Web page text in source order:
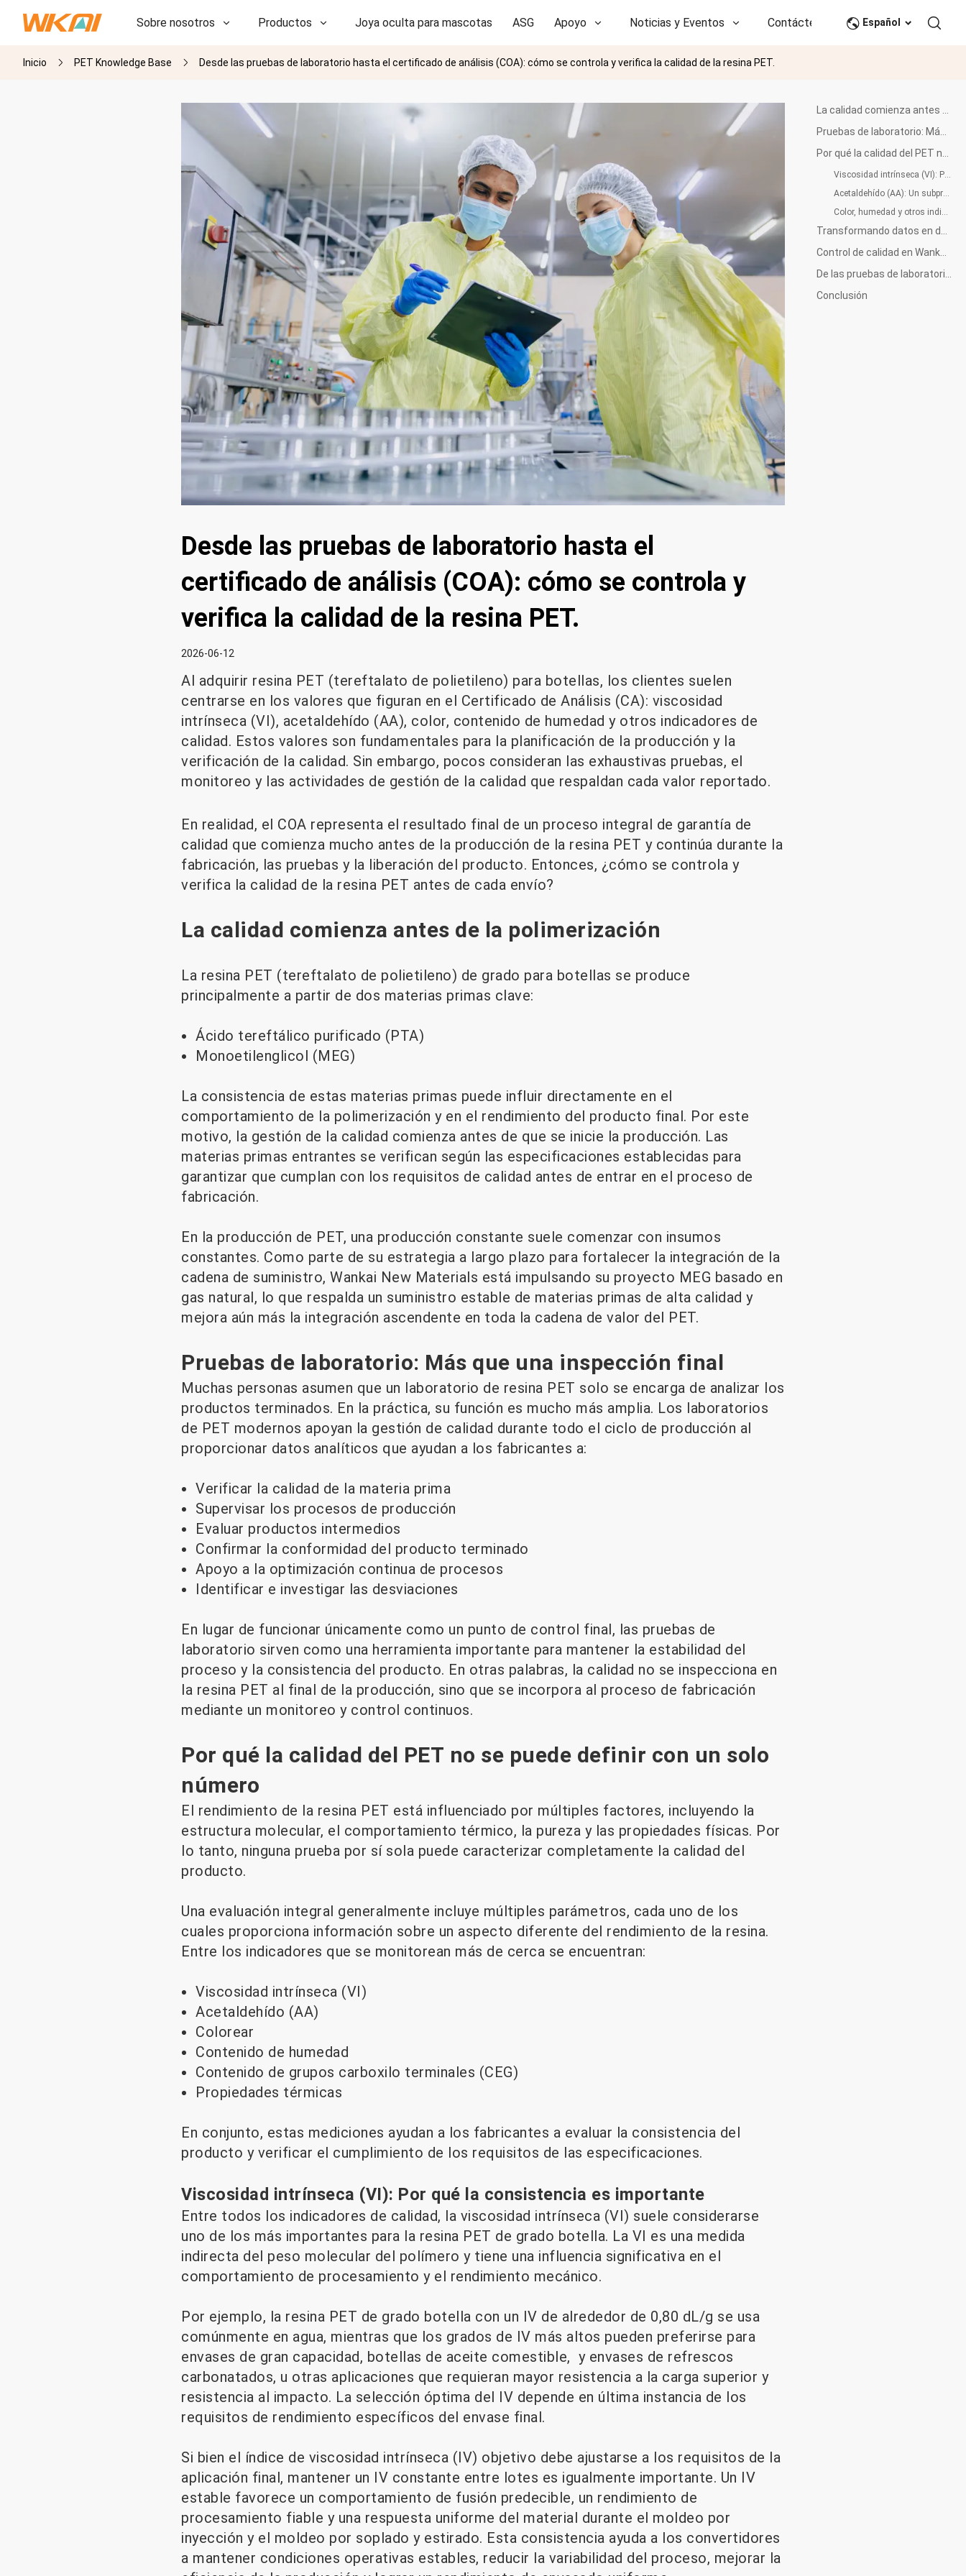
Sobre nosotros Productos Joya oculta para mascotas ASG Apoyo Noticias y Eventos Contáctenos CN
I+D
Español
Inicio PET Knowledge Base Desde las pruebas de laboratorio hasta el certificado de análisis (COA): cómo se controla y verifica la calidad de la resina PET.
Viscosidad intrínseca (VI): Por qué la consistencia es importante
Acetaldehído (AA): Un subproducto natural que requiere un control cuidadoso
Color, humedad y otros indicadores críticos
Conclusión
Desde las pruebas de laboratorio hasta el
certificado de análisis (COA): cómo se controla y
verifica la calidad de la resina PET.
2026-06-12
Al adquirir resina PET (tereftalato de polietileno) para botellas, los clientes suelen
centrarse en los valores que figuran en el Certificado de Análisis (CA): viscosidad
intrínseca (VI), acetaldehído (AA), color, contenido de humedad y otros indicadores de
calidad. Estos valores son fundamentales para la planificación de la producción y la
verificación de la calidad. Sin embargo, pocos consideran las exhaustivas pruebas, el
monitoreo y las actividades de gestión de la calidad que respaldan cada valor reportado.
En realidad, el COA representa el resultado final de un proceso integral de garantía de
calidad que comienza mucho antes de la producción de la resina PET y continúa durante la
fabricación, las pruebas y la liberación del producto. Entonces, ¿cómo se controla y
verifica la calidad de la resina PET antes de cada envío?
La calidad comienza antes de la polimerización
La resina PET (tereftalato de polietileno) de grado para botellas se produce
principalmente a partir de dos materias primas clave:
Ácido tereftálico purificado (PTA)
Monoetilenglicol (MEG)
La consistencia de estas materias primas puede influir directamente en el
comportamiento de la polimerización y en el rendimiento del producto final. Por este
motivo, la gestión de la calidad comienza antes de que se inicie la producción. Las
materias primas entrantes se verifican según las especificaciones establecidas para
garantizar que cumplan con los requisitos de calidad antes de entrar en el proceso de
fabricación.
En la producción de PET, una producción constante suele comenzar con insumos
constantes. Como parte de su estrategia a largo plazo para fortalecer la integración de la
cadena de suministro, Wankai New Materials está impulsando su proyecto MEG basado en
gas natural, lo que respalda un suministro estable de materias primas de alta calidad y
mejora aún más la integración ascendente en toda la cadena de valor del PET.
Pruebas de laboratorio: Más que una inspección final
Muchas personas asumen que un laboratorio de resina PET solo se encarga de analizar los
productos terminados. En la práctica, su función es mucho más amplia. Los laboratorios
de PET modernos apoyan la gestión de calidad durante todo el ciclo de producción al
proporcionar datos analíticos que ayudan a los fabricantes a:
Verificar la calidad de la materia prima
Supervisar los procesos de producción
Evaluar productos intermedios
Confirmar la conformidad del producto terminado
Apoyo a la optimización continua de procesos
Identificar e investigar las desviaciones
En lugar de funcionar únicamente como un punto de control final, las pruebas de
laboratorio sirven como una herramienta importante para mantener la estabilidad del
proceso y la consistencia del producto. En otras palabras, la calidad no se inspecciona en
la resina PET al final de la producción, sino que se incorpora al proceso de fabricación
mediante un monitoreo y control continuos.
Por qué la calidad del PET no se puede definir con un solo
número
El rendimiento de la resina PET está influenciado por múltiples factores, incluyendo la
estructura molecular, el comportamiento térmico, la pureza y las propiedades físicas. Por
lo tanto, ninguna prueba por sí sola puede caracterizar completamente la calidad del
producto.
Una evaluación integral generalmente incluye múltiples parámetros, cada uno de los
cuales proporciona información sobre un aspecto diferente del rendimiento de la resina.
Entre los indicadores que se monitorean más de cerca se encuentran:
Viscosidad intrínseca (VI)
Acetaldehído (AA)
Colorear
Contenido de humedad
Contenido de grupos carboxilo terminales (CEG)
Propiedades térmicas
En conjunto, estas mediciones ayudan a los fabricantes a evaluar la consistencia del
producto y verificar el cumplimiento de los requisitos de las especificaciones.
Viscosidad intrínseca (VI): Por qué la consistencia es importante
Entre todos los indicadores de calidad, la viscosidad intrínseca (VI) suele considerarse
uno de los más importantes para la resina PET de grado botella. La VI es una medida
indirecta del peso molecular del polímero y tiene una influencia significativa en el
comportamiento de procesamiento y el rendimiento mecánico.
Por ejemplo, la resina PET de grado botella con un IV de alrededor de 0,80 dL/g se usa
comúnmente en agua, mientras que los grados de IV más altos pueden preferirse para
envases de gran capacidad, botellas de aceite comestible, y envases de refrescos
carbonatados, u otras aplicaciones que requieran mayor resistencia a la carga superior y
resistencia al impacto. La selección óptima del IV depende en última instancia de los
requisitos de rendimiento específicos del envase final.
Si bien el índice de viscosidad intrínseca (IV) objetivo debe ajustarse a los requisitos de la
aplicación final, mantener un IV constante entre lotes es igualmente importante. Un IV
estable favorece un comportamiento de fusión predecible, un rendimiento de
procesamiento fiable y una respuesta uniforme del material durante el moldeo por
inyección y el moldeo por soplado y estirado. Esta consistencia ayuda a los convertidores
a mantener condiciones operativas estables, reducir la variabilidad del proceso, mejorar la